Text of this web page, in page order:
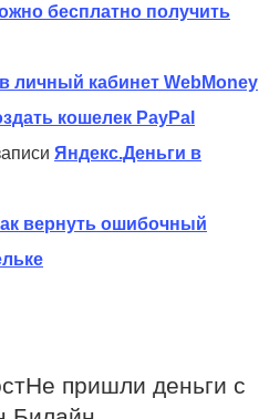
бесплатно получить
личный кабинет WebMoney
кошелек PayPal
Яндекс.Деньги в
вернуть ошибочный
Не пришли деньги с